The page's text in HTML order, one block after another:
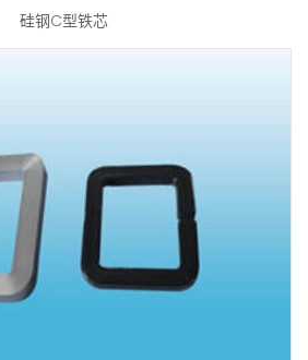
硅钢C型铁芯